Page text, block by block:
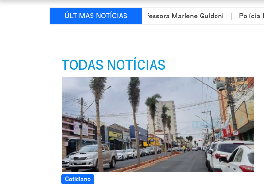
ÚLTIMAS NOTÍCIAS
Educação recebe nome da professora Marlene Guldoni Polícia Militar
TODAS NOTÍCIAS
Cotidiano